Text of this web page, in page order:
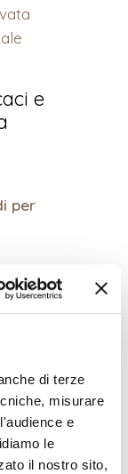
di terze
misurare
e
le
il nostro sito,
e
per